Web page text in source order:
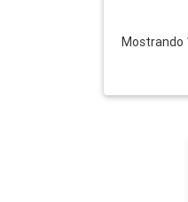
Mostrando